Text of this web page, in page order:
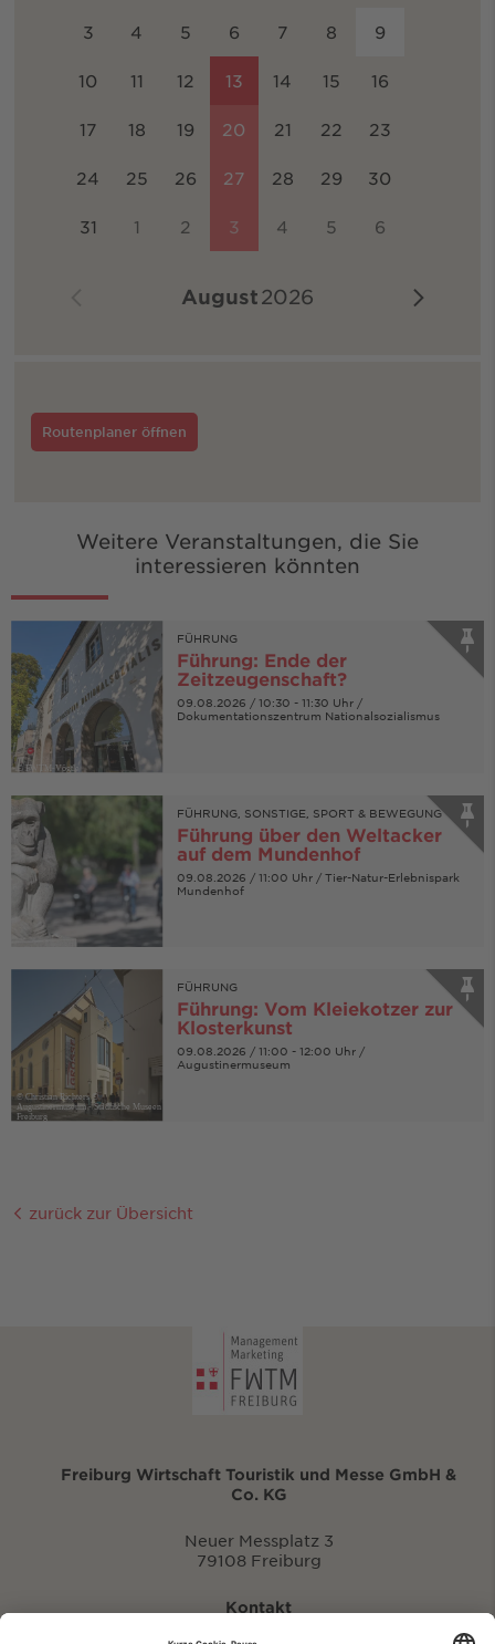
August2026
3 4 5 6 7 8 9
10 11 12 13 14 15 16
17 18 19 20 21 22 23
24 25 26 27 28 29 30
31 1 2 3 4 5 6
Routenplaner öffnen
Weitere Veranstaltungen, die Sie
interessieren könnten
© FWTM-Vögtle
FÜHRUNG
Führung: Ende der
Zeitzeugenschaft?
09.08.2026 / 10:30 - 11:30 Uhr /
Dokumentationszentrum Nationalsozialismus
FÜHRUNG, SONSTIGE, SPORT & BEWEGUNG
Führung über den Weltacker
auf dem Mundenhof
09.08.2026 / 11:00 Uhr / Tier-Natur-Erlebnispark
Mundenhof
© Christian Richters ©
Augustinermuseum - Städtische Museen
Freiburg
FÜHRUNG
Führung: Vom Kleiekotzer zur
Klosterkunst
09.08.2026 / 11:00 - 12:00 Uhr /
Augustinermuseum
zurück zur Übersicht
Freiburg Wirtschaft Touristik und Messe GmbH &
Co. KG
Neuer Messplatz 3
79108 Freiburg
Kontakt